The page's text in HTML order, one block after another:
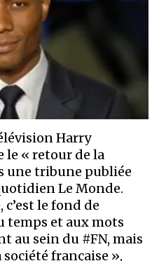
Harry
le « retour de la
une tribune publiée
Le Monde.
le fond de
temps et aux mots
au sein du #FN, mais
française »,